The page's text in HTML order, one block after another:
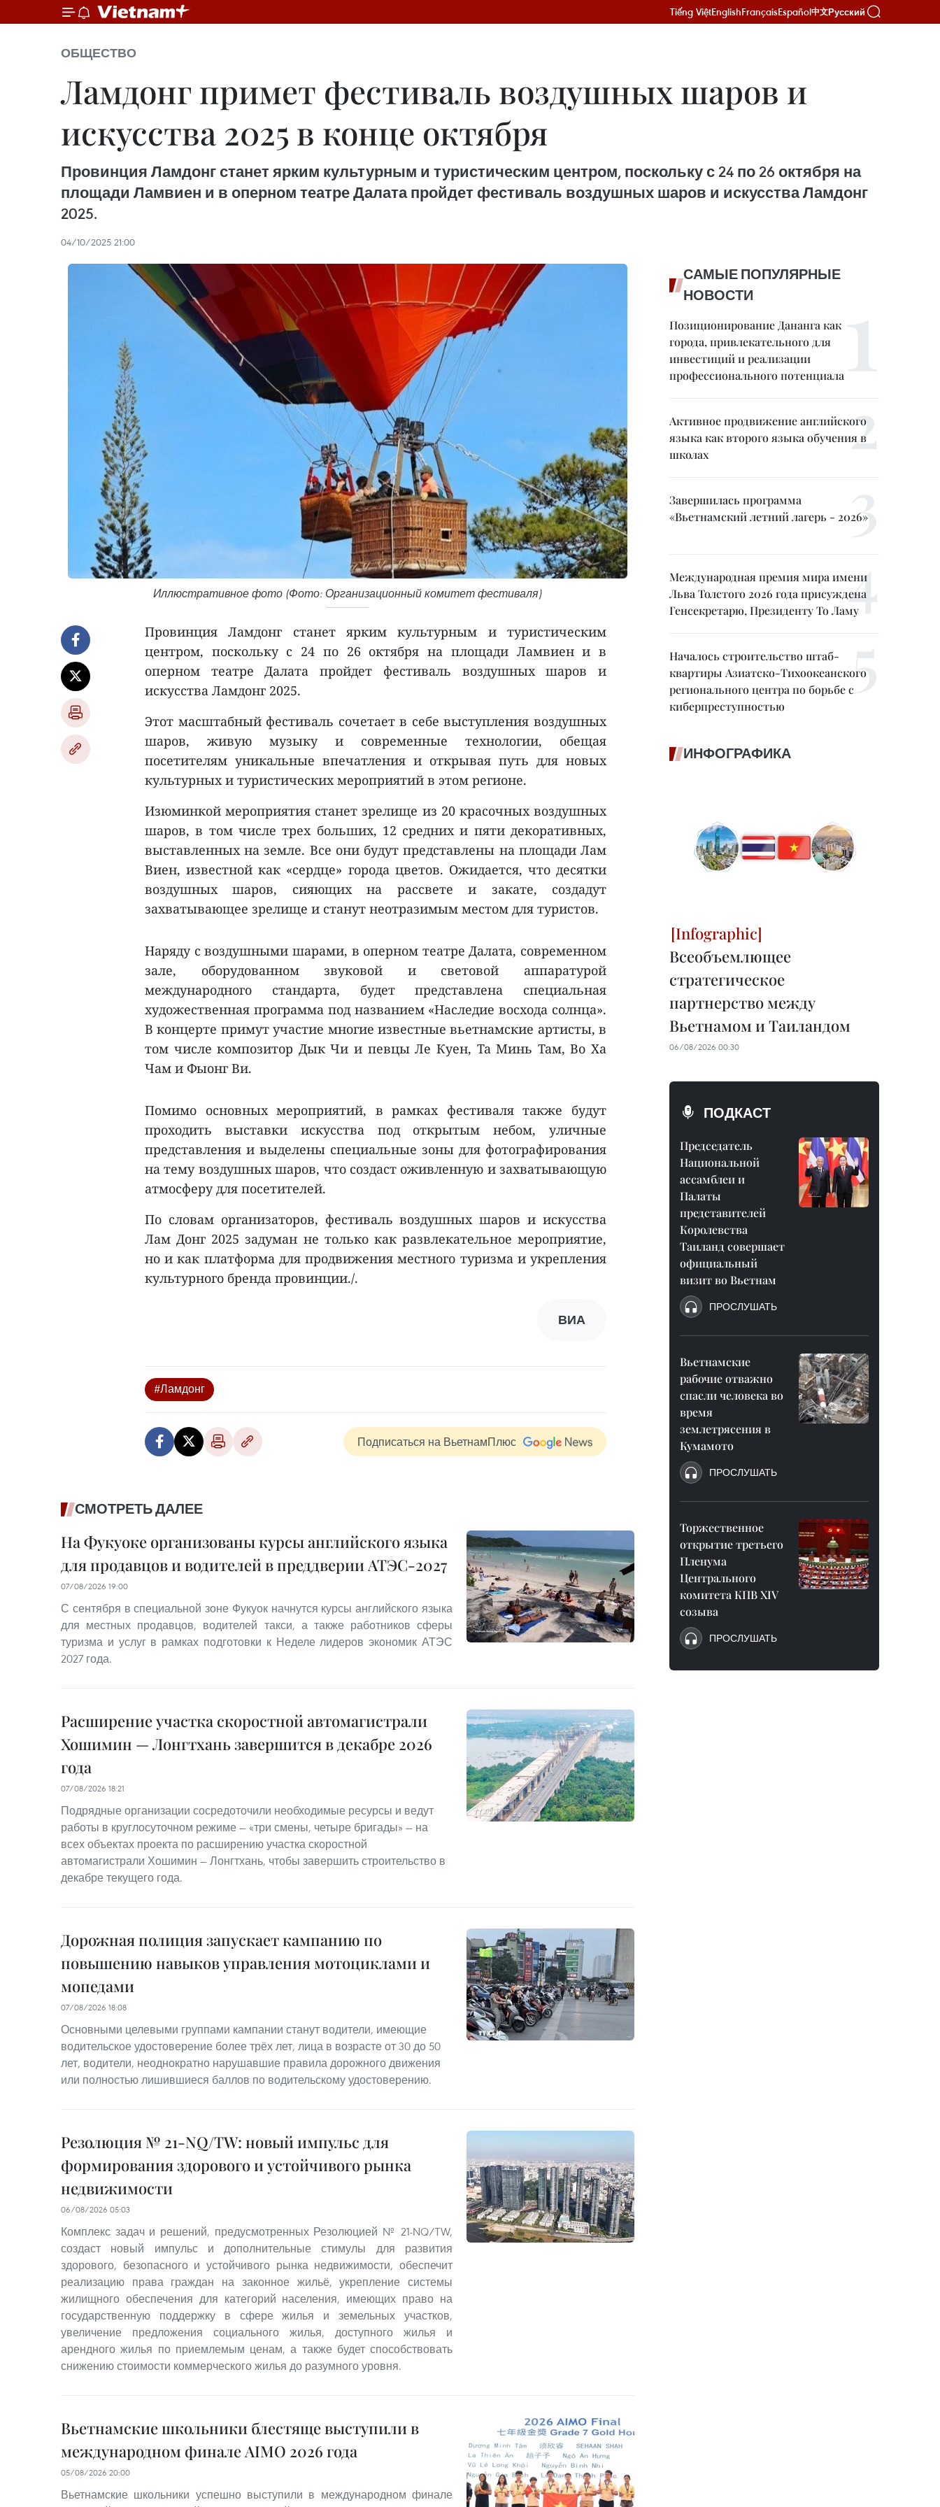
Tiếng ViệtEnglishFrançaisEspañol中文Русский
ОБЩЕСТВО
Ламдонг примет фестиваль воздушных шаров и
искусства 2025 в конце октября
Провинция Ламдонг станет ярким культурным и туристическим центром, поскольку с 24 по 26 октября на
площади Ламвиен и в оперном театре Далата пройдет фестиваль воздушных шаров и искусства Ламдонг
2025.
04/10/2025 21:00
Иллюстративное фото (Фото: Организационный комитет фестиваля)
Провинция Ламдонг станет ярким культурным и туристическим
центром, поскольку с 24 по 26 октября на площади Ламвиен и в
оперном театре Далата пройдет фестиваль воздушных шаров и
искусства Ламдонг 2025.
Этот масштабный фестиваль сочетает в себе выступления воздушных
шаров, живую музыку и современные технологии, обещая
посетителям уникальные впечатления и открывая путь для новых
культурных и туристических мероприятий в этом регионе.
Изюминкой мероприятия станет зрелище из 20 красочных воздушных
шаров, в том числе трех больших, 12 средних и пяти декоративных,
выставленных на земле. Все они будут представлены на площади Лам
Виен, известной как «сердце» города цветов. Ожидается, что десятки
воздушных шаров, сияющих на рассвете и закате, создадут
захватывающее зрелище и станут неотразимым местом для туристов.
Наряду с воздушными шарами, в оперном театре Далата, современном
зале, оборудованном звуковой и световой аппаратурой
международного стандарта, будет представлена специальная
художественная программа под названием «Наследие восхода солнца».
В концерте примут участие многие известные вьетнамские артисты, в
том числе композитор Дык Чи и певцы Ле Куен, Та Минь Там, Во Ха
Чам и Фыонг Ви.
Помимо основных мероприятий, в рамках фестиваля также будут
проходить выставки искусства под открытым небом, уличные
представления и выделены специальные зоны для фотографирования
на тему воздушных шаров, что создаст оживленную и захватывающую
атмосферу для посетителей.
По словам организаторов, фестиваль воздушных шаров и искусства
Лам Донг 2025 задуман не только как развлекательное мероприятие,
но и как платформа для продвижения местного туризма и укрепления
культурного бренда провинции./.
ВИА
#Ламдонг
Подписаться на ВьетнамПлюс
СМОТРЕТЬ ДАЛЕЕ
На Фукуоке организованы курсы английского языка
для продавцов и водителей в преддверии АТЭС-2027
07/08/2026 19:00
С сентября в специальной зоне Фукуок начнутся курсы английского языка
для местных продавцов, водителей такси, а также работников сферы
туризма и услуг в рамках подготовки к Неделе лидеров экономик АТЭС
2027 года.
Расширение участка скоростной автомагистрали
Хошимин — Лонгтхань завершится в декабре 2026
года
07/08/2026 18:21
Подрядные организации сосредоточили необходимые ресурсы и ведут
работы в круглосуточном режиме — «три смены, четыре бригады» — на
всех объектах проекта по расширению участка скоростной
автомагистрали Хошимин — Лонгтхань, чтобы завершить строительство в
декабре текущего года.
Дорожная полиция запускает кампанию по
повышению навыков управления мотоциклами и
мопедами
07/08/2026 18:08
Основными целевыми группами кампании станут водители, имеющие
водительское удостоверение более трёх лет, лица в возрасте от 30 до 50
лет, водители, неоднократно нарушавшие правила дорожного движения
или полностью лишившиеся баллов по водительскому удостоверению.
Резолюция № 21-NQ/TW: новый импульс для
формирования здорового и устойчивого рынка
недвижимости
06/08/2026 05:03
Комплекс задач и решений, предусмотренных Резолюцией № 21-NQ/TW,
создаст новый импульс и дополнительные стимулы для развития
здорового, безопасного и устойчивого рынка недвижимости, обеспечит
реализацию права граждан на законное жильё, укрепление системы
жилищного обеспечения для категорий населения, имеющих право на
государственную поддержку в сфере жилья и земельных участков,
увеличение предложения социального жилья, доступного жилья и
арендного жилья по приемлемым ценам, а также будет способствовать
снижению стоимости коммерческого жилья до разумного уровня.
Вьетнамские школьники блестяще выступили в
международном финале AIMO 2026 года
05/08/2026 20:00
Вьетнамские школьники успешно выступили в международном финале
САМЫЕ ПОПУЛЯРНЫЕ
НОВОСТИ
Позиционирование Дананга как
города, привлекательного для
инвестиций и реализации
профессионального потенциала
Активное продвижение английского
языка как второго языка обучения в
школах
Завершилась программа
«Вьетнамский летний лагерь - 2026»
Международная премия мира имени
Льва Толстого 2026 года присуждена
Генсекретарю, Президенту То Ламу
Началось строительство штаб-
квартиры Азиатско-Тихоокеанского
регионального центра по борьбе с
киберпреступностью
ИНФОГРАФИКА
Всеобъемлющее
стратегическое
партнерство между
Вьетнамом и Таиландом
06/08/2026 00:30
ПОДКАСТ
Председатель
Национальной
ассамблеи и
Палаты
представителей
Королевства
Таиланд совершает
официальный
визит во Вьетнам
ПРОСЛУШАТЬ
Вьетнамские
рабочие отважно
спасли человека во
время
землетрясения в
Кумамото
ПРОСЛУШАТЬ
Торжественное
открытие третьего
Пленума
Центрального
комитета КПВ XIV
созыва
ПРОСЛУШАТЬ